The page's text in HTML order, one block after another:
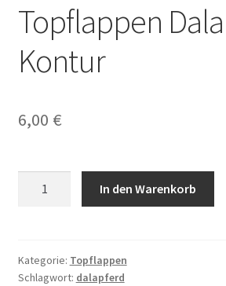
Topflappen
Kontur
6,00 €
In den Warenkorb
Kategorie: Topflappen
Schlagwort: dalapferd